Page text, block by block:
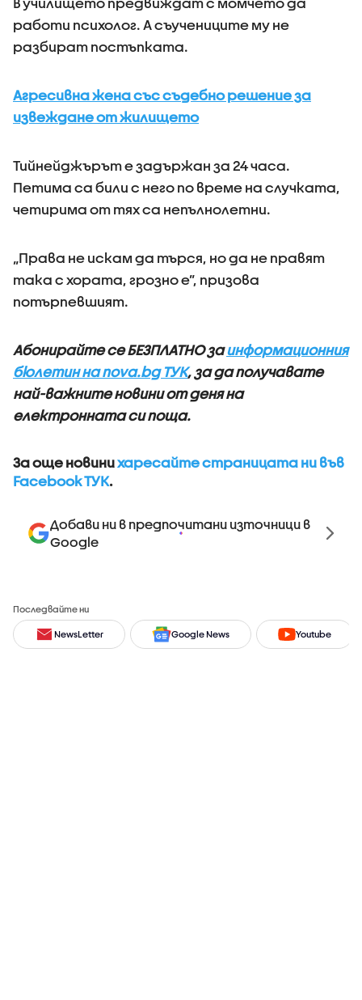
работи психолог. А съучениците му не
разбират постъпката.
Агресивна жена със съдебно решение за
извеждане от жилището
Тийнейджърът е задържан за 24 часа.
Петима са били с него по време на случката,
четирима от тях са непълнолетни.
„Права не искам да търся, но да не правят
така с хората, грозно е”, призова
потърпевшият.
Абонирайте се БЕЗПЛАТНО заинформационния
бюлетин на nova.bg ТУК, за да получавате
най-важните новини от деня на
електронната си поща.
За още новинихаресайте страницата ни във
Facebook ТУК.
Добави ни в предпочитани източници в
Google
Последвайте ни
NewsLetter Google News Youtube